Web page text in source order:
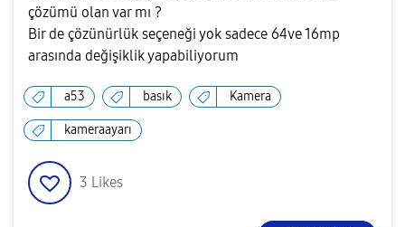
çözümü olan var mı ?
Bir de çözünürlük seçeneği yok sadece 64ve 16mp
arasında değişiklik yapabiliyorum
a53 basık Kamera
kameraayarı
3 Likes